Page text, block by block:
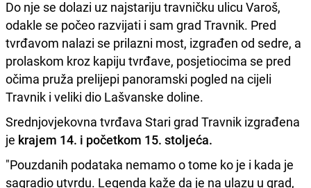
Do nje se dolazi uz najstariju travničku ulicu Varoš,
odakle se počeo razvijati i sam grad Travnik. Pred
tvrđavom nalazi se prilazni most, izgrađen od sedre, a
prolaskom kroz kapiju tvrđave, posjetiocima se pred
očima pruža prelijepi panoramski pogled na cijeli
Travnik i veliki dio Lašvanske doline.
Srednjovjekovna tvrđava Stari grad Travnik izgrađena
je krajem 14. i početkom 15. stoljeća.
"Pouzdanih podataka nemamo o tome ko je i kada je
sagradio utvrdu. Legenda kaže da je na ulazu u grad,